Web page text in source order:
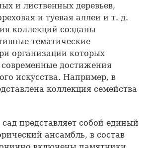
и лиственных деревьев,
и туевая аллеи и т. д.
коллекций созданы
тематические
организации которых
достижения
искусства. Например, в
коллекция семейства
представляет собой единый
ансамбль, в состав